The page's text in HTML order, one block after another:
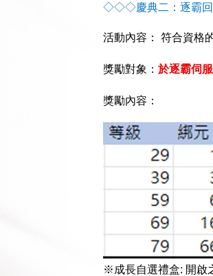
◇◇◇慶典二：逐霸
活動內容： 符合資格
獎勵對象： 於逐霸伺
獎勵內容：
※成長自選禮盒: 開啟